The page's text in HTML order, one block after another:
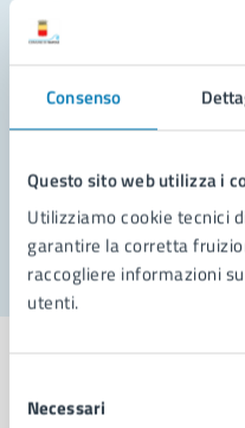
Consenso
Questo sito web utilizza i
Utilizziamo cookie tecnici
garantire la corretta
raccogliere informazioni
utenti.
delNecessari
Prenota
Problemi in città
Segnala disservizio